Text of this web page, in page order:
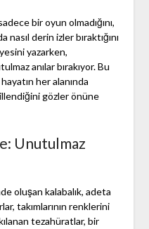
bir oyun olmadığını,
nasıl derin izler bıraktığını
yazarken,
anılar bırakıyor. Bu
her alanında
gözler önüne
Unutulmaz
oluşan kalabalık, adeta
takımlarının renklerini
tezahüratlar, bir